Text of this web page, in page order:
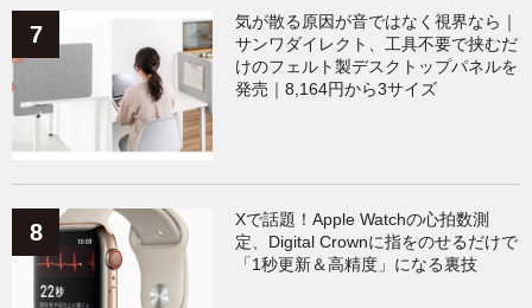
気が散る原因が音ではなく視界なら｜
サンワダイレクト、工具不要で挟むだ
けのフェルト製デスクトップパネルを
発売｜8,164円から3サイズ
Xで話題！Apple Watchの心拍数測
定、Digital Crownに指をのせるだけで
「1秒更新＆高精度」になる裏技